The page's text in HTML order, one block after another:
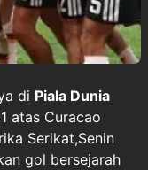
di Piala Dunia
atas Curacao
Serikat,Senin
gol bersejarah